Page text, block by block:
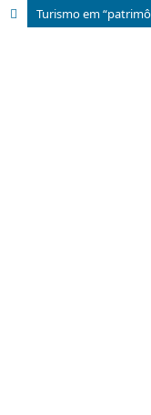
Turismo em